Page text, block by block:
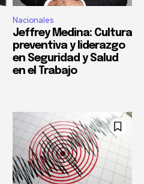
Nacionales
Jeffrey Medina: Cultura
preventiva y liderazgo
en Seguridad y Salud
en el Trabajo